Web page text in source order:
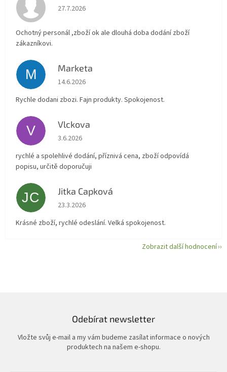
Hodnocení obchodu je 4 z 5 hvězdiček.
27.7.2026
Ochotný personál ,zboží ok ale dlouhá doba dodání zboží
zákazníkovi.
M Marketa
Hodnocení obchodu je 5 z 5 hvězdiček.
14.6.2026
Rychle dodani zbozi. Fajn produkty. Spokojenost.
V Vlckova
Hodnocení obchodu je 5 z 5 hvězdiček.
3.6.2026
rychlé a spolehlivé dodání, příznivá cena, zboží odpovídá
popisu, určitě doporučuji
JC Jitka Capková
Hodnocení obchodu je 5 z 5 hvězdiček.
23.3.2026
Krásné zboží, rychlé odeslání. Velká spokojenost.
Zobrazit další hodnocení
Odebírat newsletter
Vložte svůj e-mail a my vám budeme zasílat informace o nových
produktech na našem e-shopu.